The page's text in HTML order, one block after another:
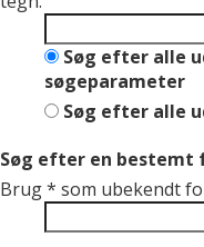
Søg efter alle
søgeparameter
Søg efter alle
Søg efter en
Brug * som ubekendt